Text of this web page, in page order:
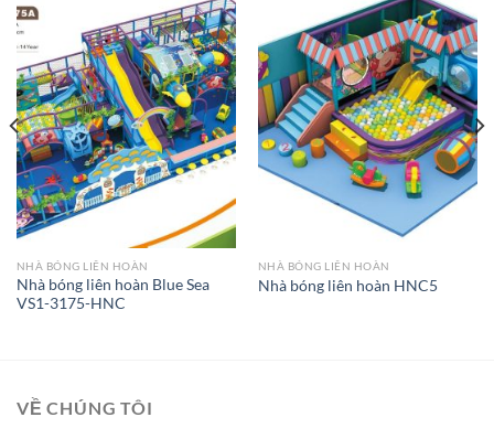
NHÀ BÓNG LIÊN HOÀN
Nhà bóng liên hoàn Blue Sea
VS1-3175-HNC
NHÀ BÓNG LIÊN HOÀN
Nhà bóng liên hoàn HNC5
VỀ CHÚNG TÔI